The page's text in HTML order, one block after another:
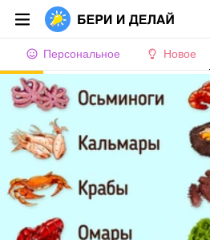
Персональное Новое